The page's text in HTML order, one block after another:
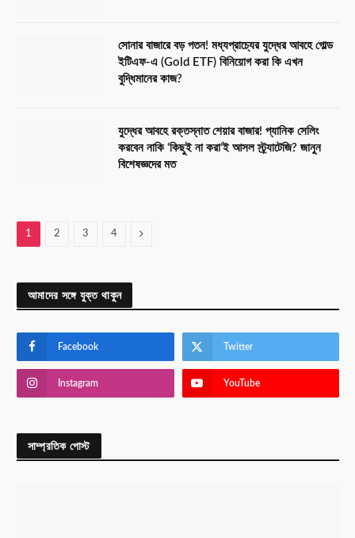
সোনার বাজারে বড় পতন! মধ্যপ্রাচ্যের যুদ্ধের আবহে গোল্ড
ইটিএফ-এ (Gold ETF) বিনিয়োগ করা কি এখন
বুদ্ধিমানের কাজ?
যুদ্ধের আবহে রক্তস্নাত শেয়ার বাজার! প্যানিক সেলিং
করবেন নাকি ‘কিছুই না করা’ই আসল স্ট্র্যাটেজি? জানুন
বিশেষজ্ঞদের মত
1 2 3 4 Next
আমাদের সঙ্গে যুক্ত থাকুন
Facebook Twitter
Instagram YouTube
সাম্প্রতিক পোস্ট